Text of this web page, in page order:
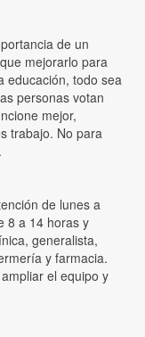
de un
mejorarlo para
educación, todo sea
personas votan
mejor,
trabajo. No para
de lunes a
8 a 14 horas y
generalista,
y farmacia.
el equipo y